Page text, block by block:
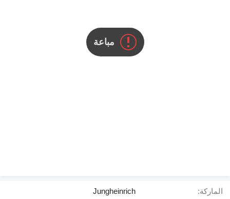
مباعة
الماركة: Jungheinrich